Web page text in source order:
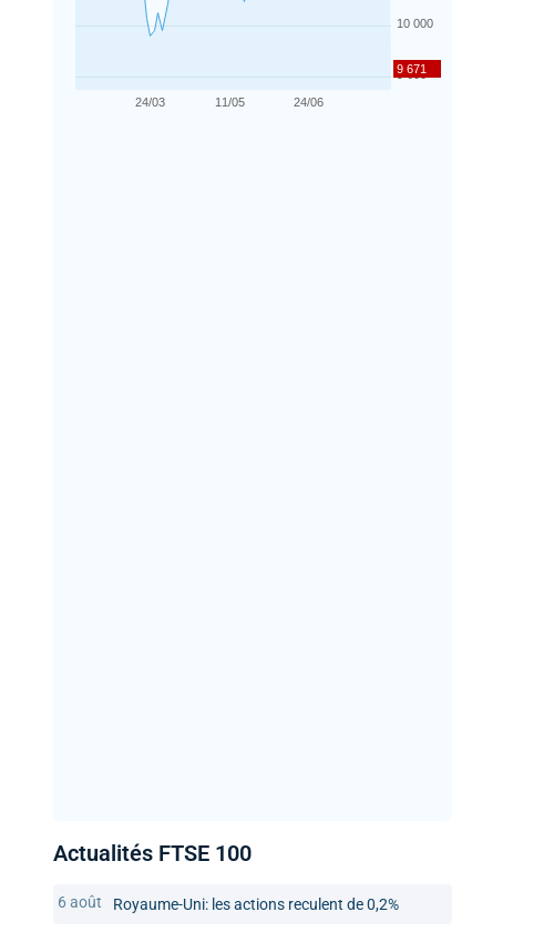
Actualités FTSE 100
6 août Royaume-Uni: les actions reculent de 0,2%